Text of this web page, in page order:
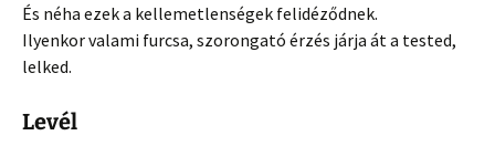
És néha ezek a kellemetlenségek felidéződnek.
Ilyenkor valami furcsa, szorongató érzés járja át a tested,
lelked.
Levél